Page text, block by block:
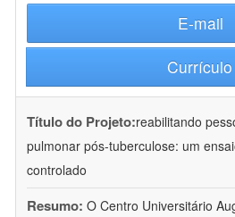
E-mail
Currículo
Título do Projeto:reabilitando
pulmonar pós-tuberculose: um
controlado
Resumo: O Centro Universitário